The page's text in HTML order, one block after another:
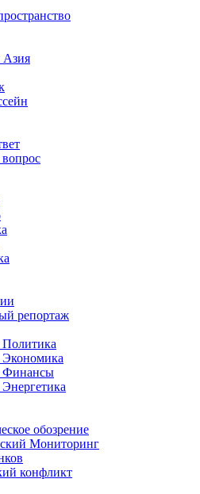
Азия
репортаж
Финансы
обозрение
Мониторинг
конфликт